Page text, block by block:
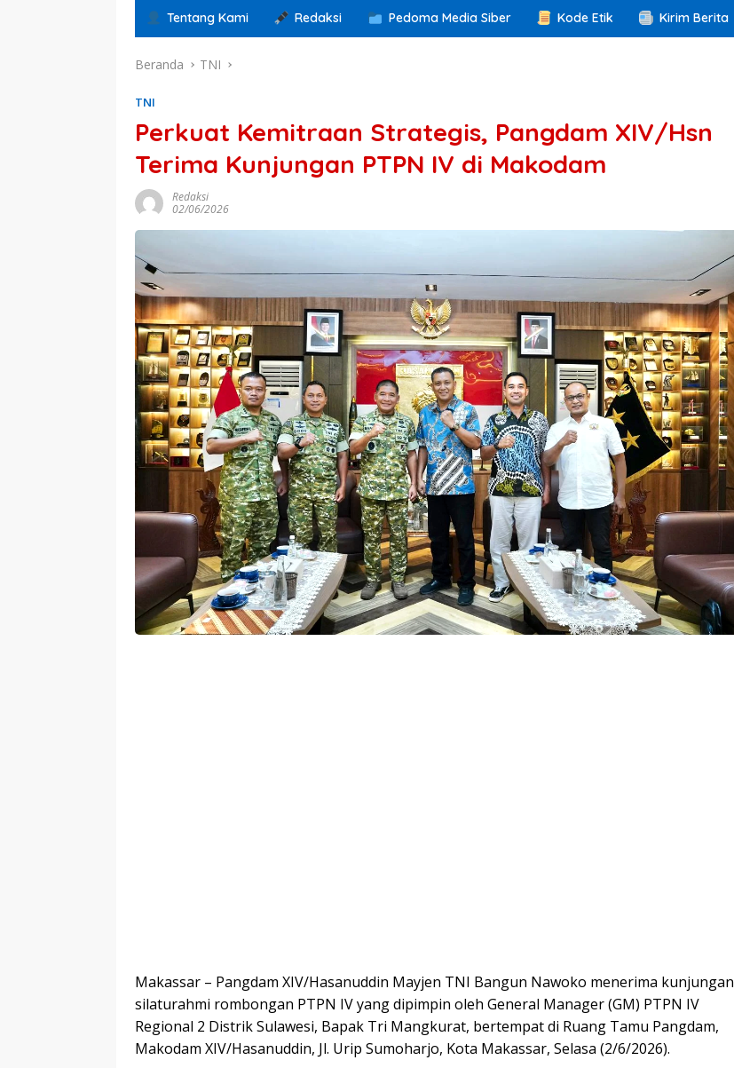
Tentang Kami Redaksi Pedoma Media Siber Kode Etik Kirim Berita
Beranda TNI
TNI
Perkuat Kemitraan Strategis, Pangdam XIV/Hsn
Terima Kunjungan PTPN IV di Makodam
Redaksi
02/06/2026
Makassar – Pangdam XIV/Hasanuddin Mayjen TNI Bangun Nawoko menerima kunjungan
silaturahmi rombongan PTPN IV yang dipimpin oleh General Manager (GM) PTPN IV
Regional 2 Distrik Sulawesi, Bapak Tri Mangkurat, bertempat di Ruang Tamu Pangdam,
Makodam XIV/Hasanuddin, Jl. Urip Sumoharjo, Kota Makassar, Selasa (2/6/2026).